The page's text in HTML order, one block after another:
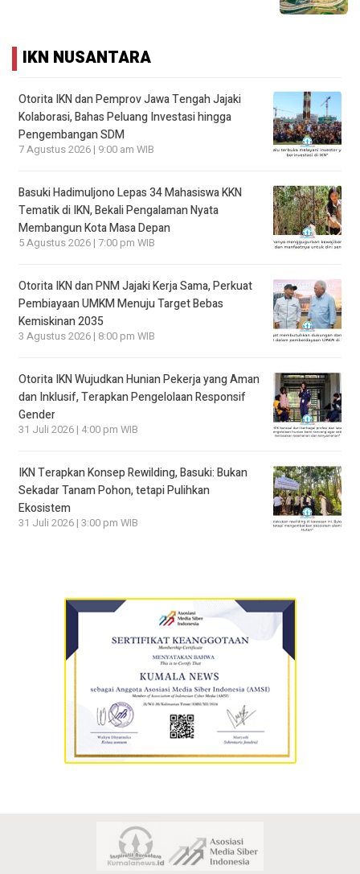
IKN NUSANTARA
Otorita IKN dan Pemprov Jawa Tengah Jajaki
Kolaborasi, Bahas Peluang Investasi hingga
Pengembangan SDM
7 Agustus 2026 | 9:00 am WIB
Basuki Hadimuljono Lepas 34 Mahasiswa KKN
Tematik di IKN, Bekali Pengalaman Nyata
Membangun Kota Masa Depan
5 Agustus 2026 | 7:00 pm WIB
Otorita IKN dan PNM Jajaki Kerja Sama, Perkuat
Pembiayaan UMKM Menuju Target Bebas
Kemiskinan 2035
3 Agustus 2026 | 8:00 pm WIB
Otorita IKN Wujudkan Hunian Pekerja yang Aman
dan Inklusif, Terapkan Pengelolaan Responsif
Gender
31 Juli 2026 | 4:00 pm WIB
IKN Terapkan Konsep Rewilding, Basuki: Bukan
Sekadar Tanam Pohon, tetapi Pulihkan
Ekosistem
31 Juli 2026 | 3:00 pm WIB